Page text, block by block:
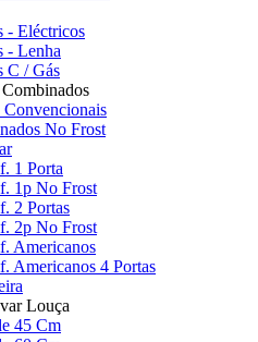
- Eléctricos
- Lenha
C / Gás
No Frost
1 Porta
1p No Frost
2 Portas
2p No Frost
Americanos
Americanos 4 Portas
Louça
45 Cm